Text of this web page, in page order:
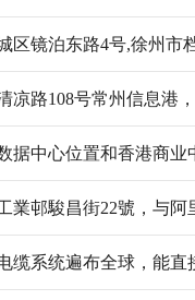
区镜泊东路4号,徐州市
凉路108号常州信息港
据中心位置和香港商业
業邨駿昌街22號，与
缆系统遍布全球，能直